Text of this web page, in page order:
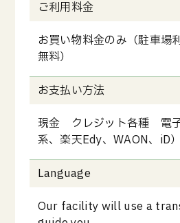
ご利用料金
お買い物料金のみ（駐車場
無料）
お支払い方法
現金 クレジット各種 電
系、楽天Edy、WAON、iD）
Language
Our facility will use a